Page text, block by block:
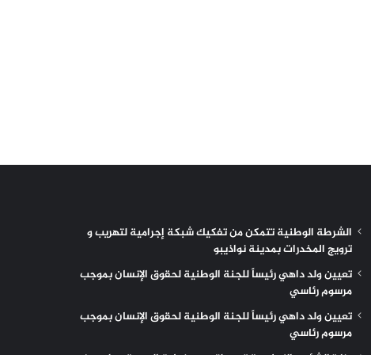
الشرطة الوطنية تتمكن من تفكيك شبكة إجرامية لتهريب و
ترويج المخدرات بمدينة نواذيبو
تعيين ولد داهي رئيساً للجنة الوطنية لحقوق الإنسان بموجب
مرسوم رئاسي
تعيين ولد داهي رئيساً للجنة الوطنية لحقوق الإنسان بموجب
مرسوم رئاسي